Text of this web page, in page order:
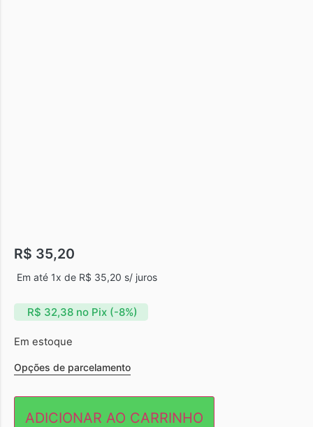
R$ 35,20
Em até 1x de R$ 35,20 s/ juros
R$ 32,38 no Pix (-8%)
Em estoque
Opções de parcelamento
ADICIONAR AO CARRINHO